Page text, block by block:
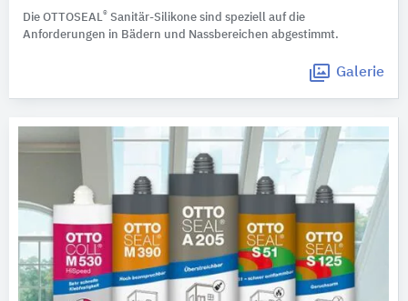
Die OTTOSEAL® Sanitär-Silikone sind speziell auf die
Anforderungen in Bädern und Nassbereichen abgestimmt.
Galerie